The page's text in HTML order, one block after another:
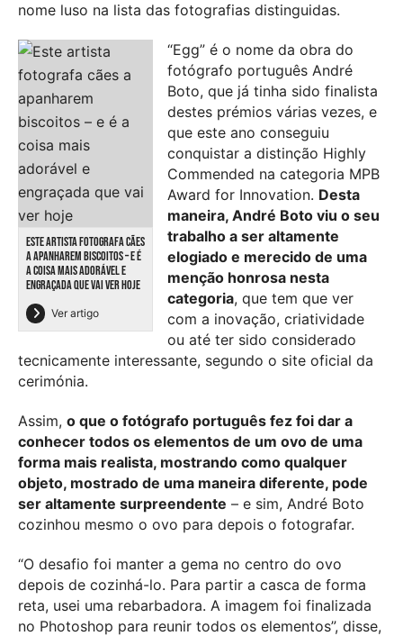
nome luso na lista das fotografias distinguidas.
ESTE ARTISTA FOTOGRAFA CÃES
A APANHAREM BISCOITOS – E É
A COISA MAIS ADORÁVEL E
ENGRAÇADA QUE VAI VER HOJE
Ver artigo
“Egg” é o nome da obra do
fotógrafo português André
Boto, que já tinha sido finalista
destes prémios várias vezes, e
que este ano conseguiu
conquistar a distinção Highly
Commended na categoria MPB
Award for Innovation. Desta
maneira, André Boto viu o seu
trabalho a ser altamente
elogiado e merecido de uma
menção honrosa nesta
categoria, que tem que ver
com a inovação, criatividade
ou até ter sido considerado
tecnicamente interessante, segundo o site oficial da
cerimónia.
Assim, o que o fotógrafo português fez foi dar a
conhecer todos os elementos de um ovo de uma
forma mais realista, mostrando como qualquer
objeto, mostrado de uma maneira diferente, pode
ser altamente surpreendente – e sim, André Boto
cozinhou mesmo o ovo para depois o fotografar.
“O desafio foi manter a gema no centro do ovo
depois de cozinhá-lo. Para partir a casca de forma
reta, usei uma rebarbadora. A imagem foi finalizada
no Photoshop para reunir todos os elementos”, disse,